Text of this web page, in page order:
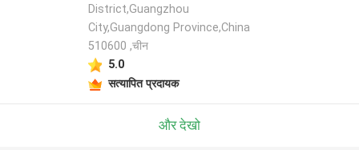
District,Guangzhou
City,Guangdong Province,China
510600 ,चीन
5.0
सत्यापित प्रदायक
और देखो